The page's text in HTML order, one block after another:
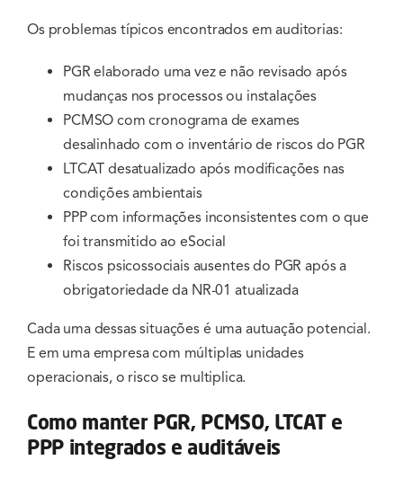
Os problemas típicos encontrados em auditorias:
PGR elaborado uma vez e não revisado após
mudanças nos processos ou instalações
PCMSO com cronograma de exames
desalinhado com o inventário de riscos do PGR
LTCAT desatualizado após modificações nas
condições ambientais
PPP com informações inconsistentes com o que
foi transmitido ao eSocial
Riscos psicossociais ausentes do PGR após a
obrigatoriedade da NR-01 atualizada
Cada uma dessas situações é uma autuação potencial.
E em uma empresa com múltiplas unidades
operacionais, o risco se multiplica.
Como manter PGR, PCMSO, LTCAT e
PPP integrados e auditáveis